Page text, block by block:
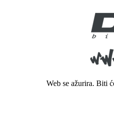
Web se ažurira. Biti